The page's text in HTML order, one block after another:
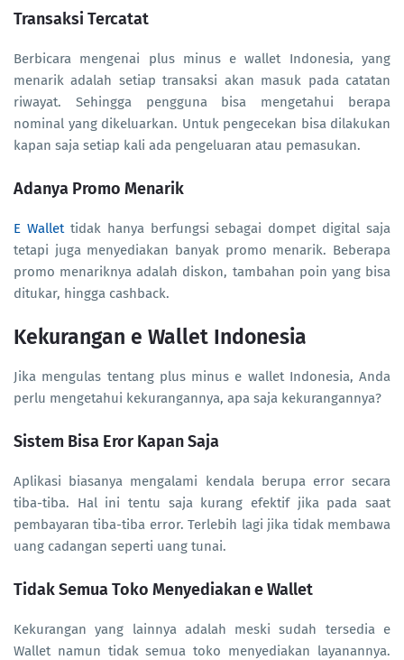
Transaksi Tercatat
Berbicara mengenai plus minus e wallet Indonesia, yang
menarik adalah setiap transaksi akan masuk pada catatan
riwayat. Sehingga pengguna bisa mengetahui berapa
nominal yang dikeluarkan. Untuk pengecekan bisa dilakukan
kapan saja setiap kali ada pengeluaran atau pemasukan.
Adanya Promo Menarik
E Wallettidak hanya berfungsi sebagai dompet digital saja
tetapi juga menyediakan banyak promo menarik. Beberapa
promo menariknya adalah diskon, tambahan poin yang bisa
ditukar, hingga cashback.
Kekurangan e Wallet Indonesia
Jika mengulas tentang plus minus e wallet Indonesia, Anda
perlu mengetahui kekurangannya, apa saja kekurangannya?
Sistem Bisa Eror Kapan Saja
Aplikasi biasanya mengalami kendala berupa error secara
tiba-tiba. Hal ini tentu saja kurang efektif jika pada saat
pembayaran tiba-tiba error. Terlebih lagi jika tidak membawa
uang cadangan seperti uang tunai.
Tidak Semua Toko Menyediakan e Wallet
Kekurangan yang lainnya adalah meski sudah tersedia e
Wallet namun tidak semua toko menyediakan layanannya.